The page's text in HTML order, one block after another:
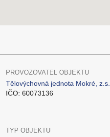
PROVOZOVATEL OBJEKTU
Tělovýchovná jednota Mokré, z.s.
IČO: 60073136
TYP OBJEKTU